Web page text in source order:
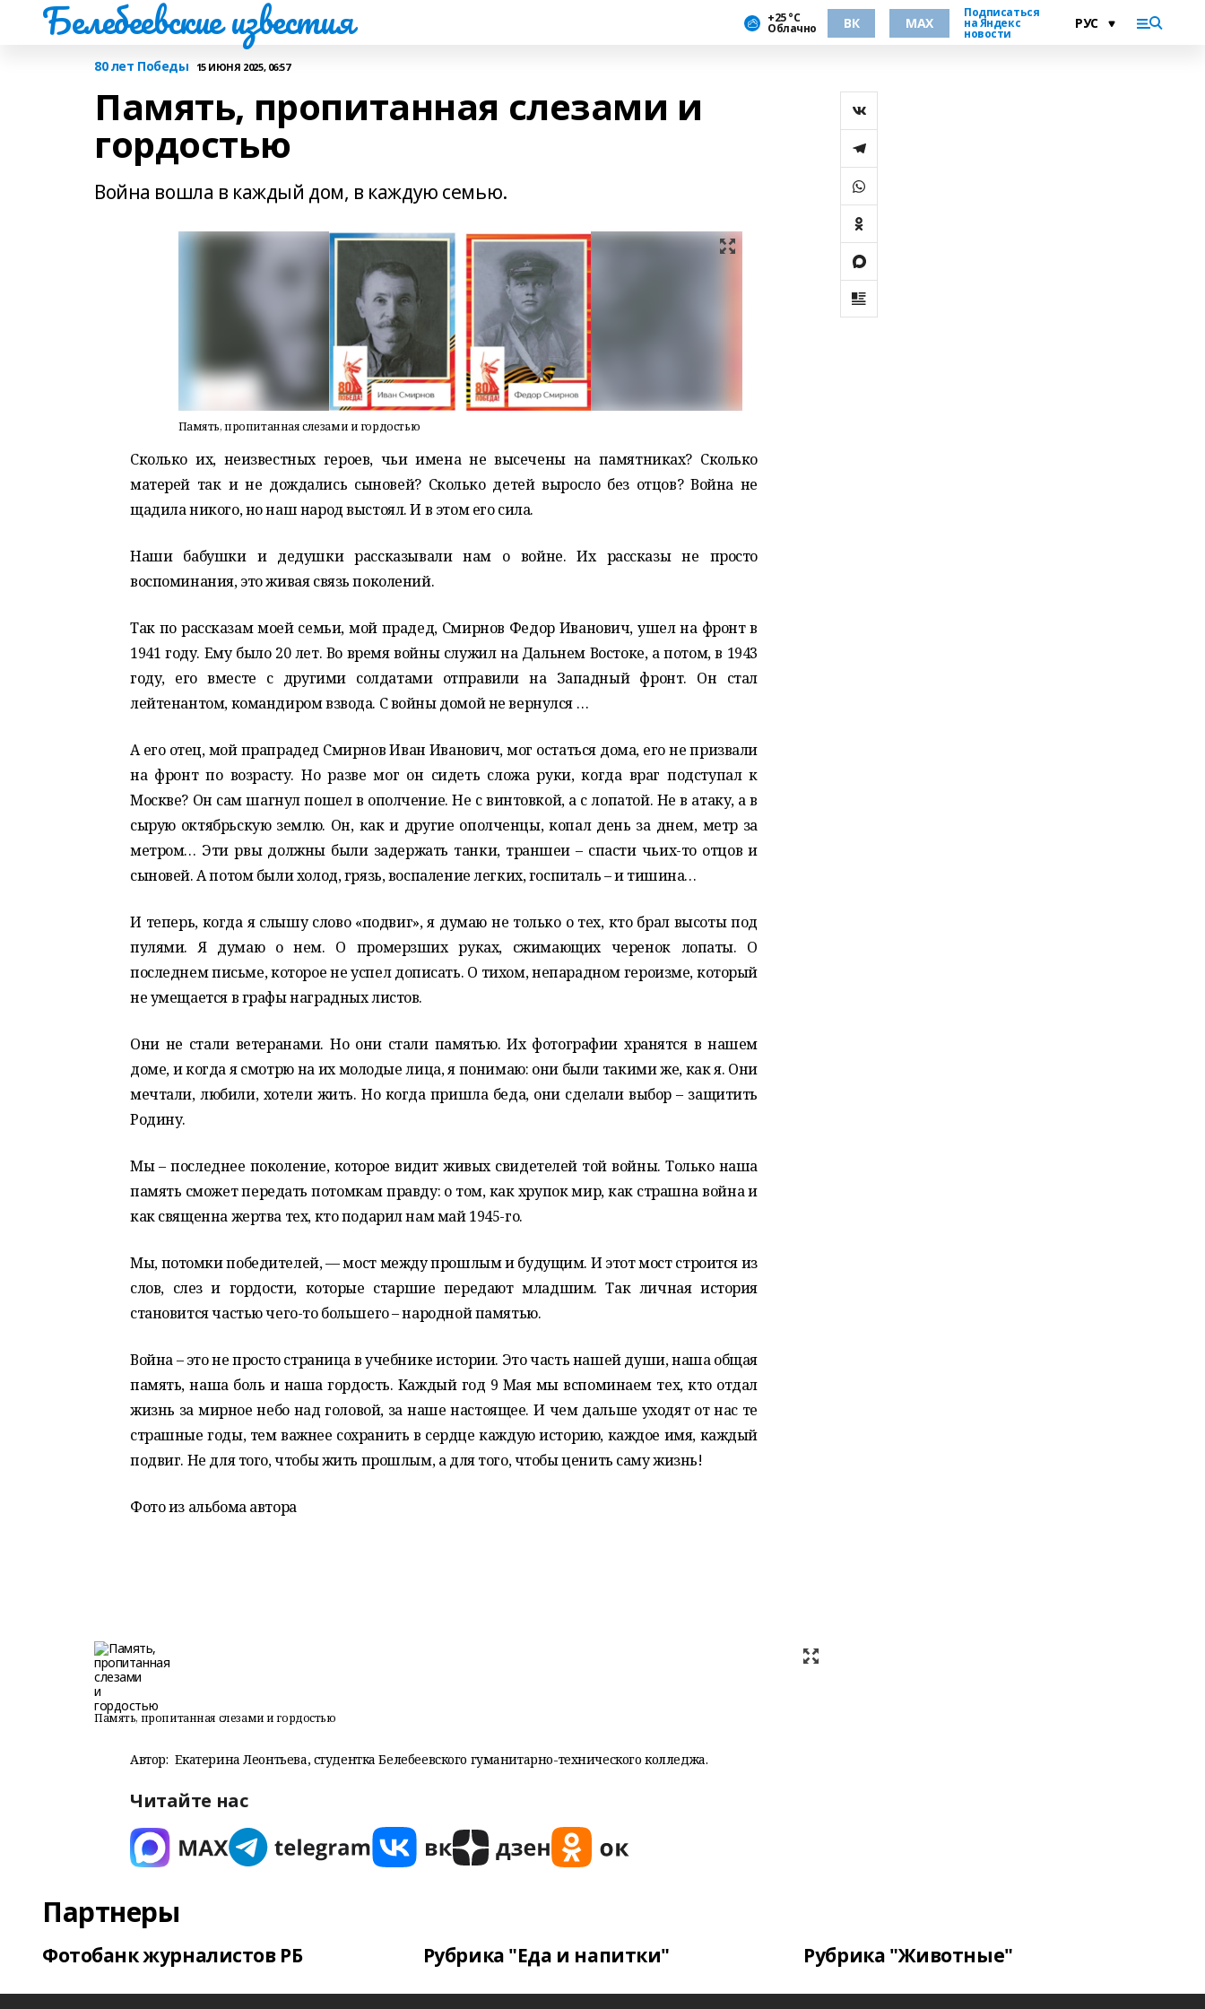
Белебеевские известия +25 °С
Облачно ВК MAX
Подписаться
на Яндекс
новости
80 лет Победы 15 ИЮНЯ 2025, 06:57
Память, пропитанная слезами и
гордостью
Война вошла в каждый дом, в каждую семью.
Память, пропитанная слезами и гордостью
Сколько их, неизвестных героев, чьи имена не высечены на памятниках? Сколько
матерей так и не дождались сыновей? Сколько детей выросло без отцов? Война не
щадила никого, но наш народ выстоял. И в этом его сила.
Наши бабушки и дедушки рассказывали нам о войне. Их рассказы не просто
воспоминания, это живая связь поколений.
Так по рассказам моей семьи, мой прадед, Смирнов Федор Иванович, ушел на фронт в
1941 году. Ему было 20 лет. Во время войны служил на Дальнем Востоке, а потом, в 1943
году, его вместе с другими солдатами отправили на Западный фронт. Он стал
лейтенантом, командиром взвода. С войны домой не вернулся …
А его отец, мой прапрадед Смирнов Иван Иванович, мог остаться дома, его не призвали
на фронт по возрасту. Но разве мог он сидеть сложа руки, когда враг подступал к
Москве? Он сам шагнул пошел в ополчение. Не с винтовкой, а с лопатой. Не в атаку, а в
сырую октябрьскую землю. Он, как и другие ополченцы, копал день за днем, метр за
метром… Эти рвы должны были задержать танки, траншеи – спасти чьих-то отцов и
сыновей. А потом были холод, грязь, воспаление легких, госпиталь – и тишина…
И теперь, когда я слышу слово «подвиг», я думаю не только о тех, кто брал высоты под
пулями. Я думаю о нем. О промерзших руках, сжимающих черенок лопаты. О
последнем письме, которое не успел дописать. О тихом, непарадном героизме, который
не умещается в графы наградных листов.
Они не стали ветеранами. Но они стали памятью. Их фотографии хранятся в нашем
доме, и когда я смотрю на их молодые лица, я понимаю: они были такими же, как я. Они
мечтали, любили, хотели жить. Но когда пришла беда, они сделали выбор – защитить
Родину.
Мы – последнее поколение, которое видит живых свидетелей той войны. Только наша
память сможет передать потомкам правду: о том, как хрупок мир, как страшна война и
как священна жертва тех, кто подарил нам май 1945-го.
Мы, потомки победителей, — мост между прошлым и будущим. И этот мост строится из
слов, слез и гордости, которые старшие передают младшим. Так личная история
становится частью чего-то большего – народной памятью.
Война – это не просто страница в учебнике истории. Это часть нашей души, наша общая
память, наша боль и наша гордость. Каждый год 9 Мая мы вспоминаем тех, кто отдал
жизнь за мирное небо над головой, за наше настоящее. И чем дальше уходят от нас те
страшные годы, тем важнее сохранить в сердце каждую историю, каждое имя, каждый
подвиг. Не для того, чтобы жить прошлым, а для того, чтобы ценить саму жизнь!
Фото из альбома автора
Память, пропитанная слезами и гордостью
Автор: Екатерина Леонтьева, студентка Белебеевского гуманитарно-технического колледжа.
Читайте нас
Партнеры
Фотобанк журналистов РБ Рубрика "Еда и напитки" Рубрика "Животные"